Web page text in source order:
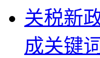
关税新
成关键词